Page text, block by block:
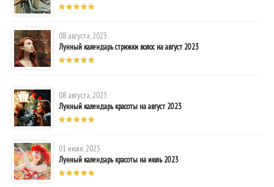
08 августа, 2023
Лунный календарь стрижки волос на август 2023
08 августа, 2023
Лунный календарь красоты на август 2023
01 июля, 2023
Лунный календарь красоты на июль 2023